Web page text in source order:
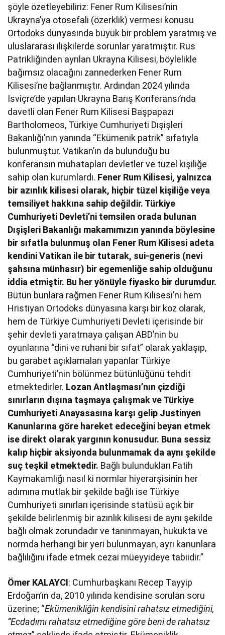
şöyle özetleyebiliriz: Fener Rum Kilisesi’nin
Ukrayna’ya otosefali (özerklik) vermesi konusu
Ortodoks dünyasında büyük bir problem yaratmış ve
uluslararası ilişkilerde sorunlar yaratmıştır. Rus
Patrikliğinden ayrılan Ukrayna Kilisesi, böylelikle
bağımsız olacağını zannederken Fener Rum
Kilisesi’ne bağlanmıştır. Ardından 2024 yılında
İsviçre’de yapılan Ukrayna Barış Konferansı’nda
davetli olan Fener Rum Kilisesi Başpapazı
Bartholomeos, Türkiye Cumhuriyeti Dışişleri
Bakanlığı’nın yanında “Ekümenik patrik” sıfatıyla
bulunmuştur. Vatikan’ın da bulunduğu bu
konferansın muhatapları devletler ve tüzel kişiliğe
sahip olan kurumlardı. Fener Rum Kilisesi, yalnızca
bir azınlık kilisesi olarak, hiçbir tüzel kişiliğe veya
temsiliyet hakkına sahip değildir. Türkiye
Cumhuriyeti Devleti’ni temsilen orada bulunan
Dışişleri Bakanlığı makamımızın yanında böylesine
bir sıfatla bulunmuş olan Fener Rum Kilisesi adeta
kendini Vatikan ile bir tutarak, sui-generis (nevi
şahsına münhasır) bir egemenliğe sahip olduğunu
iddia etmiştir. Bu her yönüyle fiyasko bir durumdur.
Bütün bunlara rağmen Fener Rum Kilisesi’ni hem
Hristiyan Ortodoks dünyasına karşı bir koz olarak,
hem de Türkiye Cumhuriyeti Devleti içerisinde bir
şehir devleti yaratmaya çalışan ABD’nin bu
oyunlarına “dini ve ruhani bir sıfat” olarak yaklaşıp,
bu garabet açıklamaları yapanlar Türkiye
Cumhuriyeti’nin bölünmez bütünlüğünü tehdit
etmektedirler. Lozan Antlaşması’nın çizdiği
sınırların dışına taşmaya çalışmak ve Türkiye
Cumhuriyeti Anayasasına karşı gelip Justinyen
Kanunlarına göre hareket edeceğini beyan etmek
ise direkt olarak yargının konusudur. Buna sessiz
kalıp hiçbir aksiyonda bulunmamak da aynı şekilde
suç teşkil etmektedir. Bağlı bulundukları Fatih
Kaymakamlığı nasıl ki normlar hiyerarşisinin her
adımına mutlak bir şekilde bağlı ise Türkiye
Cumhuriyeti sınırları içerisinde statüsü açık bir
şekilde belirlenmiş bir azınlık kilisesi de aynı şekilde
bağlı olmak zorundadır ve tanınmayan, hukukta ve
normda herhangi bir yeri bulunmayan, ayrı kanunlara
bağlılığını ifade etmek cezai müeyyideye tabiidir.”
Ömer KALAYCI: Cumhurbaşkanı Recep Tayyip
Erdoğan’ın da, 2010 yılında kendisine sorulan soru
üzerine; “Ekümenikliğin kendisini rahatsız etmediğini,
“Ecdadımı rahatsız etmediğine göre beni de rahatsız